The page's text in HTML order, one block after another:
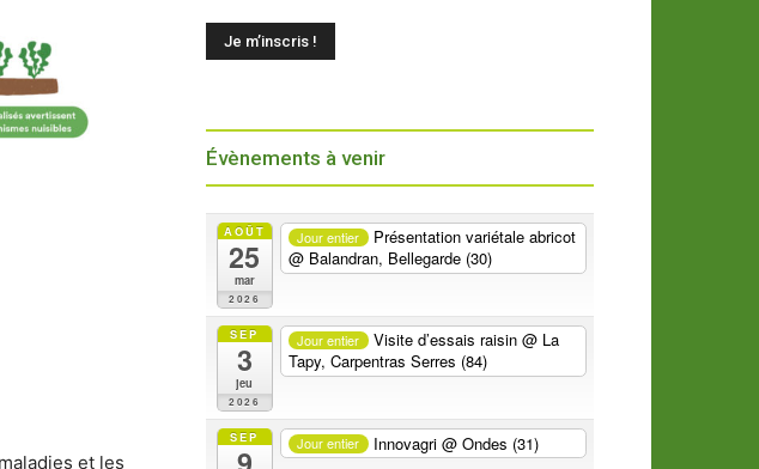
et les
Évènements à venir
AOÛT
25
mar
2026
Jour entier
Présentation variétale abricot
@ Balandran, Bellegarde (30)
SEP
3
jeu
2026
Jour entier Visite d’essais raisin@ La
Tapy, Carpentras Serres (84)
SEP Jour entier Innovagri@ Ondes (31)